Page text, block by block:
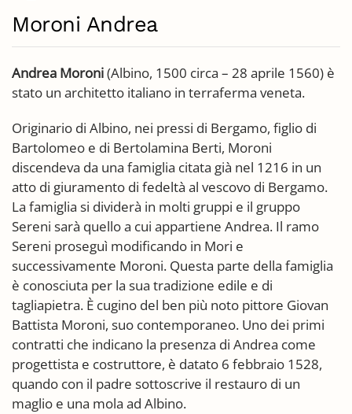
Moroni Andrea
Andrea Moroni(Albino, 1500 circa – 28 aprile 1560) è
stato un architetto italiano in terraferma veneta.
Originario di Albino, nei pressi di Bergamo, figlio di
Bartolomeo e di Bertolamina Berti, Moroni
discendeva da una famiglia citata già nel 1216 in un
atto di giuramento di fedeltà al vescovo di Bergamo.
La famiglia si dividerà in molti gruppi e il gruppo
Sereni sarà quello a cui appartiene Andrea. Il ramo
Sereni proseguì modificando in Mori e
successivamente Moroni. Questa parte della famiglia
è conosciuta per la sua tradizione edile e di
tagliapietra. È cugino del ben più noto pittore Giovan
Battista Moroni, suo contemporaneo. Uno dei primi
contratti che indicano la presenza di Andrea come
progettista e costruttore, è datato 6 febbraio 1528,
quando con il padre sottoscrive il restauro di un
maglio e una mola ad Albino.